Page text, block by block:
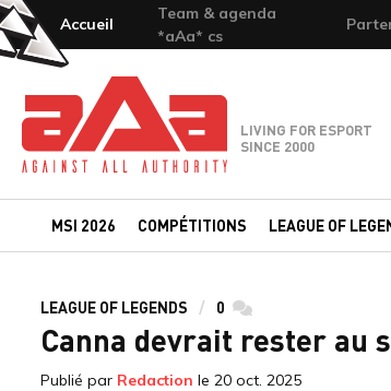
Accueil
Team & agenda
*aAa* cs
Team-aAa - against All authority
LIVING FOR ESPORT
SINCE 2000
MSI 2026 COMPÉTITIONS LEAGUE OF
LEAGUE OF LEGENDS 0 commentaires
Canna devrait rester au
Publié par Redaction le 20 oct. 2025